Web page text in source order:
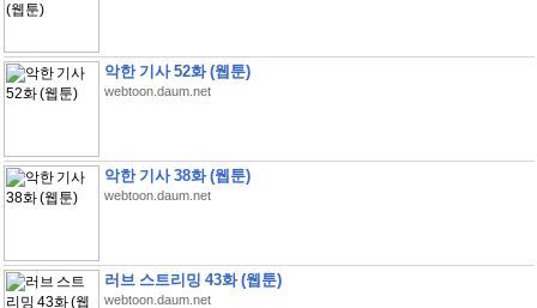
악한 기사 52화 (웹툰)
webtoon.daum.net
악한 기사 38화 (웹툰)
webtoon.daum.net
러브 스트리밍 43화 (웹툰)
webtoon.daum.net